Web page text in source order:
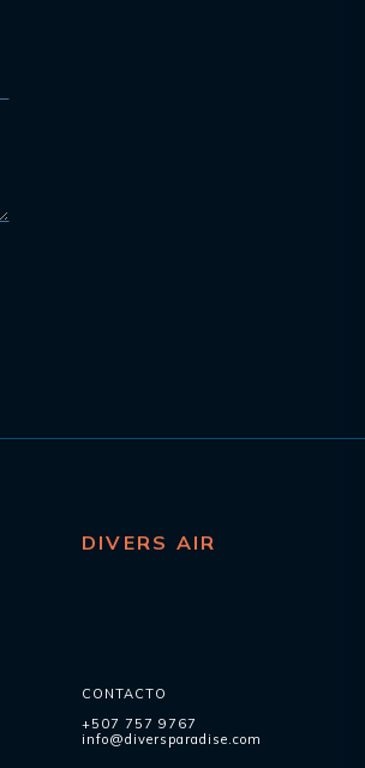
DIVERS AIR
CONTACTO
+507 757 9767
info@diversparadise.com